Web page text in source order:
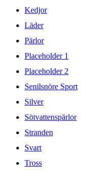
Kedjor
Läder
Pärlor
Placeholder 1
Placeholder 2
Senilsnöre Sport
Silver
Sötvattenspärlor
Stranden
Svart
Tross